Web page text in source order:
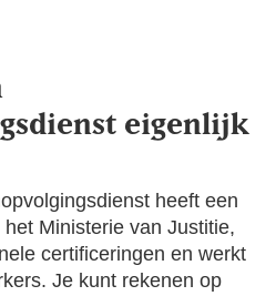
eigenlijk
heeft een
Ministerie van Justitie,
certificeringen en werkt
Je kunt rekenen op